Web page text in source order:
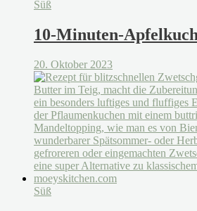
Süß
10-Minuten-
20. Oktober 2023
Süß